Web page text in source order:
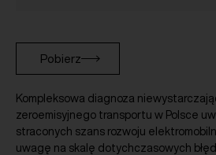
Pobierz
Kompleksowa diagnoza
zeroemisyjnego transportu w Polsce
straconych szans rozwoju
uwagę na skalę dotychczasowych